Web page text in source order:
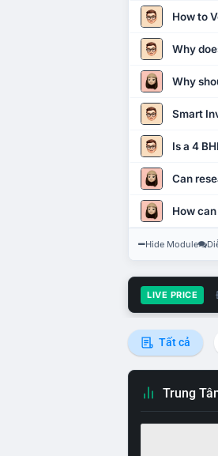
How to
Why
Why
Smart
Is a 4
Can
How
Hide Module
LIVE PRICE
Tất cả
Trung